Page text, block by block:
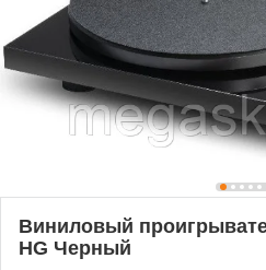
Виниловый
HG Черный